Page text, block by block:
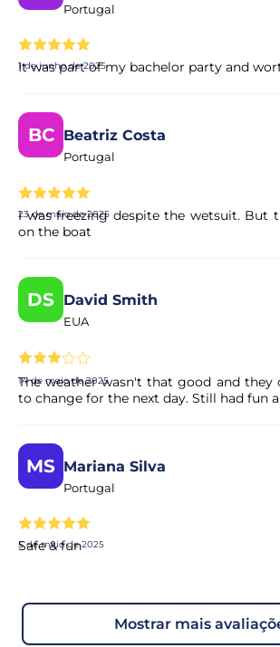
Portugal
1 de junho de 2025
It was part of my bachelor party and
BC Beatriz Costa
Portugal
23 de maio de 2025
I was freezing despite the wetsuit. But
on the boat
DS David Smith
EUA
14 de maio de 2025
The weather wasn't that good and they
to change for the next day. Still had fun
MS Mariana Silva
Portugal
5 de maio de 2025
Safe & fun
mostrar mais